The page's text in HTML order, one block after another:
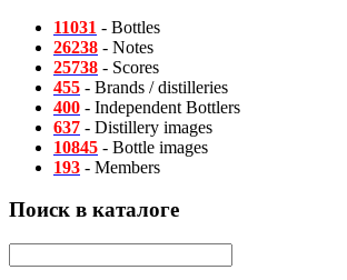
11031 - Bottles
26238 - Notes
25738 - Scores
455 - Brands / distilleries
400 - Independent Bottlers
637 - Distillery images
10845 - Bottle images
193 - Members
Поиск в каталоге